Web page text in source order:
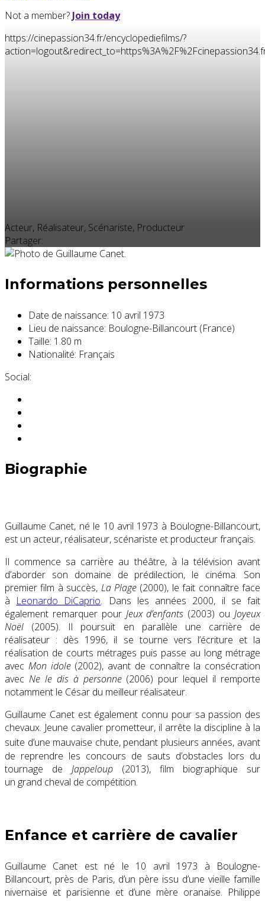
Not a member? Join today
https://cinepassion34.fr/encyclopediefilms/?
Acteur, Réalisateur, Scénariste, Producteur
Partager:
Informations personnelles
Date de naissance: 10 avril 1973
Lieu de naissance: Boulogne-Billancourt (France)
Taille: 1.80 m
Nationalité: Français
Social:
Biographie
Guillaume Canet, né le 10 avril 1973 à Boulogne-Billancourt,
est un acteur, réalisateur, scénariste et producteur français.
Il commence sa carrière au théâtre, à la télévision avant
d’aborder son domaine de prédilection, le cinéma. Son
premier film à succès, La Plage (2000), le fait connaître face
à Leonardo DiCaprio. Dans les années 2000, il se fait
également remarquer pour Jeux d’enfants (2003) ouJoyeux
Noël (2005). Il poursuit en parallèle une carrière de
réalisateur : dès 1996, il se tourne vers l’écriture et la
réalisation de courts métrages puis passe au long métrage
avec Mon idole(2002), avant de connaître la consécration
avec Ne le dis à personne (2006) pour lequel il remporte
notamment le César du meilleur réalisateur.
Guillaume Canet est également connu pour sa passion des
chevaux. Jeune cavalier prometteur, il arrête la discipline à la
suite d’une mauvaise chute, pendant plusieurs années, avant
de reprendre les concours de sauts d’obstacles lors du
tournage de Jappeloup (2013), film biographique sur
un grand cheval de compétition.
Enfance et carrière de cavalier
Guillaume Canet est né le 10 avril 1973 à Boulogne-
Billancourt, près de Paris, d’un père issu d’une vieille famille
nivernaise et parisienne et d’une mère oranaise. Philippe